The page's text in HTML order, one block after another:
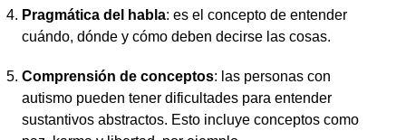
Pragmática del habla: es el concepto de entender
cuándo, dónde y cómo deben decirse las cosas.
Comprensión de conceptos: las personas con
autismo pueden tener dificultades para entender
sustantivos abstractos. Esto incluye conceptos como